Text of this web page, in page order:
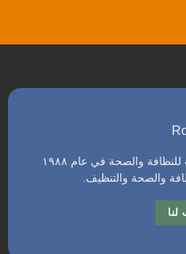
تأسست شركة Royal منتجات للنظافة والصحة في عام ١٩٨٨
والصحة والتنظيف.
لنا